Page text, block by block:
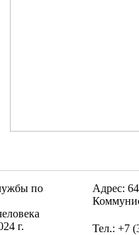
по
г.
Адрес:
Тел.: +7